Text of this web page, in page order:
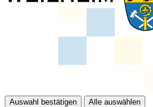
Auswahl bestätigen Alle auswählen